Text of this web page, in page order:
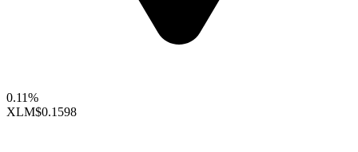
0.11%
XLM$0.1598